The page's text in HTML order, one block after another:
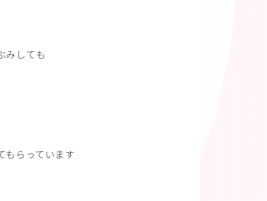
みしても
もらっています